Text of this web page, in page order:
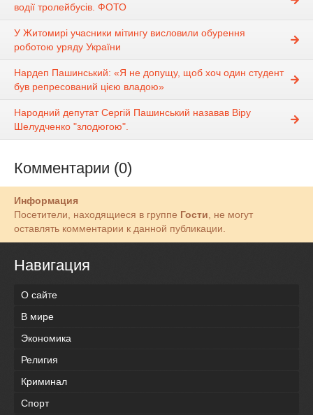
водії тролейбусів. ФОТО
У Житомирі учасники мітингу висловили обурення
роботою уряду України
Нардеп Пашинський: «Я не допущу, щоб хоч один студент
був репресований цією владою»
Народний депутат Сергій Пашинський назавав Віру
Шелудченко "злодюгою".
Комментарии (0)
Информация
Посетители, находящиеся в группе Гости, не могут
оставлять комментарии к данной публикации.
Навигация
О сайте
В мире
Экономика
Религия
Криминал
Спорт